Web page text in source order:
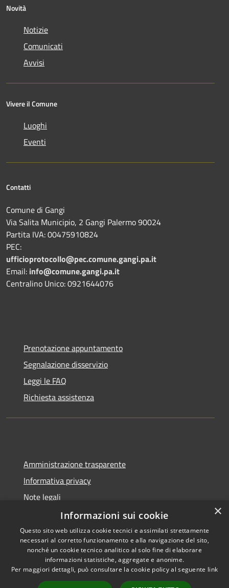
Novità
Notizie
Comunicati
Avvisi
Vivere il Comune
Luoghi
Eventi
Contatti
Comune di Gangi
Via Salita Municipio, 2 Gangi Palermo 90024
Partita IVA: 00475910824
PEC:
ufficioprotocollo@pec.comune.gangi.pa.it
Email: info@comune.gangi.pa.it
Centralino Unico: 0921644076
Prenotazione appuntamento
Segnalazione disservizio
Leggi le FAQ
Richiesta assistenza
Amministrazione trasparente
Informativa privacy
Note legali
Dichiarazione di accessibilità
RSS
Accessibilità
Copyright © 2026 • Comune di
×
Informazioni sui cookie
Questo sito web utilizza cookie tecnici e assimilati strettamente
necessari al corretto funzionamento e alla navigazione del sito,
nonché un cookie tecnico analitico al solo fine di elaborare
informazioni statistiche, aggregate e anonime.
Per maggiori dettagli, può consultare la cookie policy al seguente link